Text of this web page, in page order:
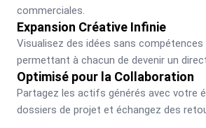
commerciales.
Expansion Créative Infinie
Visualisez des idées sans compétences
permettant à chacun de devenir un
Optimisé pour la Collaboration
Partagez les actifs générés avec votre
dossiers de projet et échangez des